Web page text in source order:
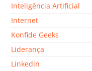
Inteligência Artificial
Internet
Konfide Geeks
Liderança
Linkedin